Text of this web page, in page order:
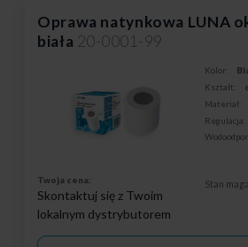
Oprawa natynkowa LUNA
biała 20-0001-99
Kolor:
Kształt:
Materiał:
Regulacja:
Twoja cena:
Skontaktuj się z Twoim
lokalnym dystrybutorem
Stan